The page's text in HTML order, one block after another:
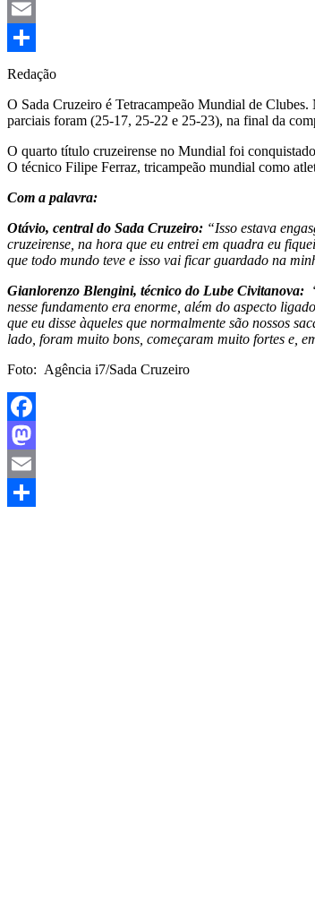
Mastodon
Email
Share
Redação
O Sada Cruzeiro é Tetracampeão Mundial de
parciais foram (25-17, 25-22 e 25-23), na final da
O quarto título cruzeirense no Mundial foi
O técnico Filipe Ferraz, tricampeão mundial como
Com a palavra:
Otávio, central do Sada Cruzeiro: “Isso estava
cruzeirense, na hora que eu entrei em quadra eu
que todo mundo teve e isso vai ficar guardado na
Gianlorenzo Blengini, técnico do Lube Civitanova:
nesse fundamento era enorme, além do aspecto
que eu disse àqueles que normalmente são nossos
lado, foram muito bons, começaram muito fortes e,
Foto: Agência i7/Sada Cruzeiro
Facebook
Mastodon
Email